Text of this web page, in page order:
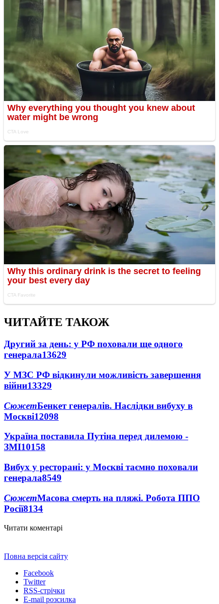
ЧИТАЙТЕ ТАКОЖ
Другий за день: у РФ поховали ще одного
генерала13629
У МЗС РФ відкинули можливість завершення
війни13329
СюжетБенкет генералів. Наслідки вибуху в
Москві12098
Україна поставила Путіна перед дилемою -
ЗМІ10158
Вибух у ресторані: у Москві таємно поховали
генерала8549
СюжетМасова смерть на пляжі. Робота ППО
Росії8134
Читати коментарі
Повна версія сайту
Facebook
Twitter
RSS-стрічки
E-mail розсилка